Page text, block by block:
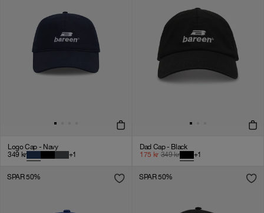
Logo Cap - Navy
349 kr +1
Dad Cap - Black
175 kr 349kr +1
SPAR 50% SPAR 50%